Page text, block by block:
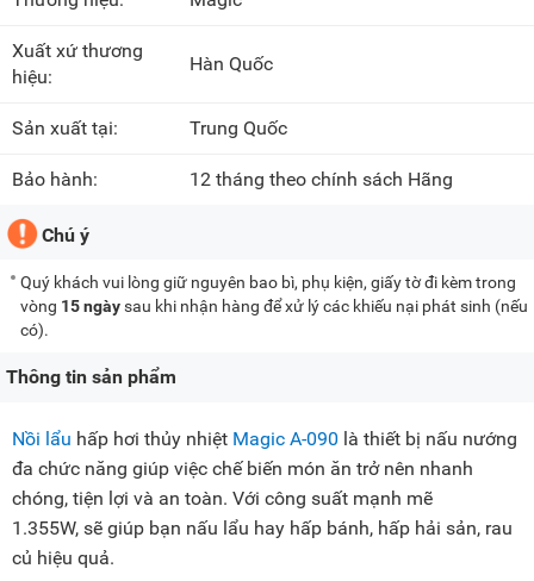
Xuất xứ thương
hiệu:
Hàn Quốc
Sản xuất tại: Trung Quốc
Bảo hành: 12 tháng theo chính sách Hãng
Chú ý
Quý khách vui lòng giữ nguyên bao bì, phụ kiện, giấy tờ đi kèm trong
vòng 15 ngàysau khi nhận hàng để xử lý các khiếu nại phát sinh (nếu
có).
Thông tin sản phẩm
Nồi lẩu hấp hơi thủy nhiệt Magic A-090 là thiết bị nấu nướng
đa chức năng giúp việc chế biến món ăn trở nên nhanh
chóng, tiện lợi và an toàn. Với công suất mạnh mẽ
1.355W, sẽ giúp bạn nấu lẩu hay hấp bánh, hấp hải sản, rau
củ hiệu quả.